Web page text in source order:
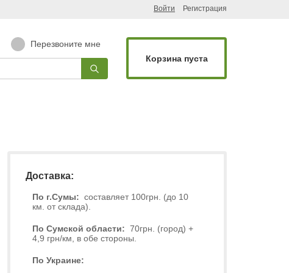
Войти Регистрация
Перезвоните мне
Корзина пуста
Доставка:
По г.Сумы: составляет 100грн. (до 10
км. от склада).
По Сумской области: 70грн. (город) +
4,9 грн/км, в обе стороны.
По Украине: